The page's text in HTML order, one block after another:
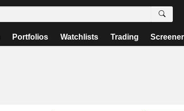
Portfolios Watchlists Trading Screener